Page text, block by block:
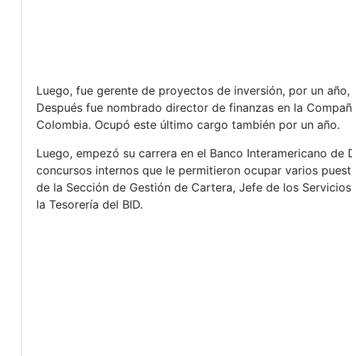
Luego, fue gerente de proyectos de inversión, por un
Después fue nombrado director de finanzas en la
Colombia. Ocupó este último cargo también por un año.
Luego, empezó su carrera en el Banco Interamericano
concursos internos que le permitieron ocupar varios
de la Sección de Gestión de Cartera, Jefe de los
la Tesorería del BID.